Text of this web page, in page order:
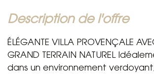
description de l'offre
ÉLÉGANTE VILLA PROVENÇALE
GRAND TERRAIN NATUREL
dans un environnement